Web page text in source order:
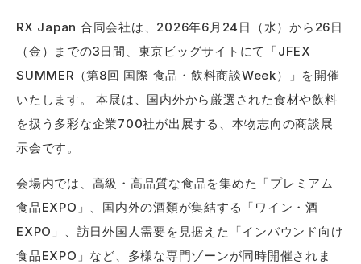
RX Japan 合同会社は、2026年6月24日（水）から26日
（金）までの3日間、東京ビッグサイトにて「JFEX
SUMMER（第8回 国際 食品・飲料商談Week）」を開催
いたします。 本展は、国内外から厳選された食材や飲料
を扱う多彩な企業700社が出展する、本物志向の商談展
示会です。
会場内では、高級・高品質な食品を集めた「プレミアム
食品EXPO」、国内外の酒類が集結する「ワイン・酒
EXPO」、訪日外国人需要を見据えた「インバウンド向け
食品EXPO」など、多様な専門ゾーンが同時開催されま